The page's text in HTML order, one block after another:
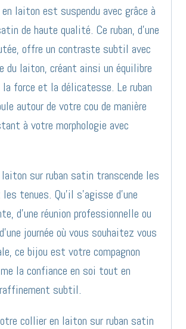
laiton est suspendu avec grâce à
de haute qualité. Ce ruban, d’une
offre un contraste subtil avec
du laiton, créant ainsi un équilibre
force et la délicatesse. Le ruban
autour de votre cou de manière
à votre morphologie avec
sur ruban satin transcende les
tenues. Qu’il s’agisse d’une
d’une réunion professionnelle ou
journée où vous souhaitez vous
ce bijou est votre compagnon
la confiance en soi tout en
subtil.
collier en laiton sur ruban satin